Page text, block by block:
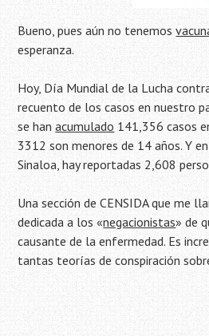
Bueno, pues aún no tenemos
esperanza.
Hoy, Día Mundial de la Lucha
recuento de los casos en nuestro
se hanacumulado 141,356 casos
3312 son menores de 14 años. Y
Sinaloa, hay reportadas 2,608
Una sección de CENSIDA que me
dedicada a los «negacionistas» de
causante de la enfermedad. Es
tantas teorías de conspiración